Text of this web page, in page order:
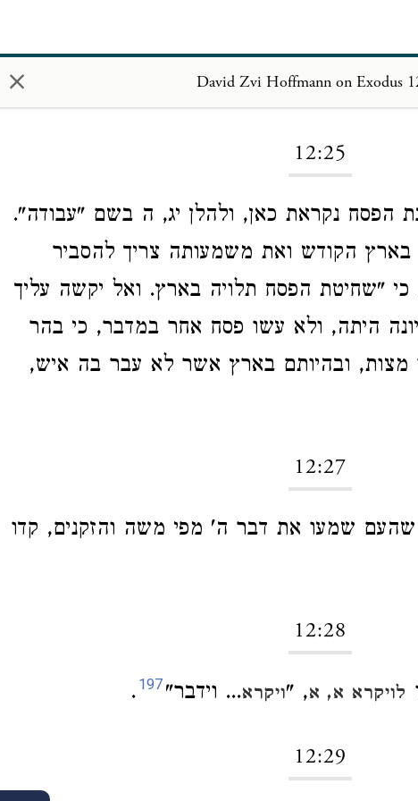
× David Zvi Hoffmann on Exodus
12:25
הפסח נקראת כאן, ולהלן יג, ה בשם "עבודה".
בארץ הקודש ואת משמעותה צריך להסביר
"שחיטת הפסח תלויה בארץ. ואל יקשה עליך
היתה, ולא עשו פסח אחר במדבר, כי בהר
מצות, ובהיותם בארץ אשר לא עבר בה איש,
12:27
שמעו את דבר ה' מפי משה והזקנים, קדו
12:28
לויקרא א, א, "ויקרא... וידבר"197
.
12:29